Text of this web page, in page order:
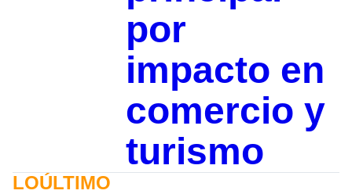
por
impacto en
comercio y
turismo
LOÚLTIMO